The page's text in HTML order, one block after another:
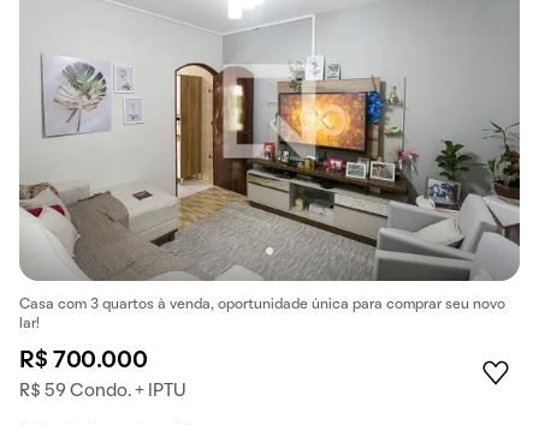
Casa com 3 quartos à venda, oportunidade única para comprar seu novo
lar!
R$ 700.000
R$ 59 Condo. + IPTU